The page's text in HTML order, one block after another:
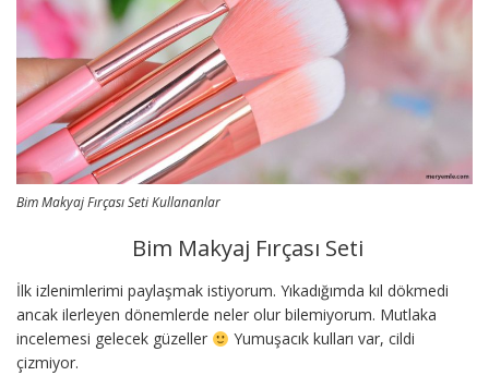
Bim Makyaj Fırçası Seti Kullananlar
Bim Makyaj Fırçası Seti
İlk izlenimlerimi paylaşmak istiyorum. Yıkadığımda kıl dökmedi
ancak ilerleyen dönemlerde neler olur bilemiyorum. Mutlaka
incelemesi gelecek güzeller
Yumuşacık kulları var, cildi
çizmiyor.